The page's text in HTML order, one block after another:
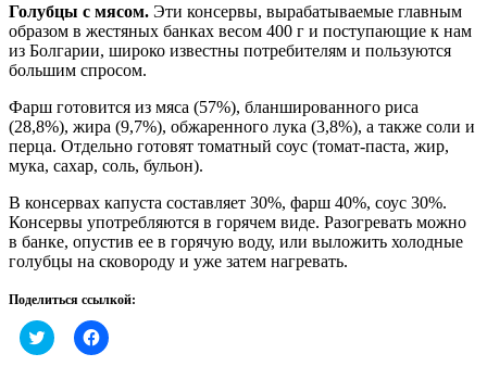
Голубцы с мясом. Эти консервы, вырабатываемые главным
образом в жестяных банках весом 400 г и поступающие к нам
из Болгарии, широко известны потребителям и пользуются
большим спросом.
Фарш готовится из мяса (57%), бланшированного риса
(28,8%), жира (9,7%), обжаренного лука (3,8%), а также соли и
перца. Отдельно готовят томатный соус (томат-паста, жир,
мука, сахар, соль, бульон).
В консервах капуста составляет 30%, фарш 40%, соус 30%.
Консервы употребляются в горячем виде. Разогревать можно
в банке, опустив ее в горячую воду, или выложить холодные
голубцы на сковороду и уже затем нагревать.
Поделиться ссылкой:
Нажмите,
чтобы
Нажмите,
чтобы